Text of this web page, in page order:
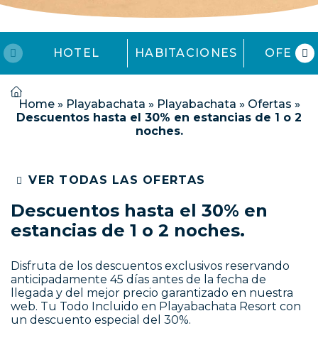
HOTEL HABITACIONES
Home» Playabachata » Playabachata » Ofertas »
Descuentos hasta el 30% en estancias de 1 o 2
noches.
VER TODAS LAS OFERTAS
Descuentos hasta el 30% en
estancias de 1 o 2 noches.
Disfruta de los descuentos exclusivos reservando
anticipadamente 45 días antes de la fecha de
llegada y del mejor precio garantizado en nuestra
web. Tu Todo Incluido en Playabachata Resort con
un descuento especial del 30%.